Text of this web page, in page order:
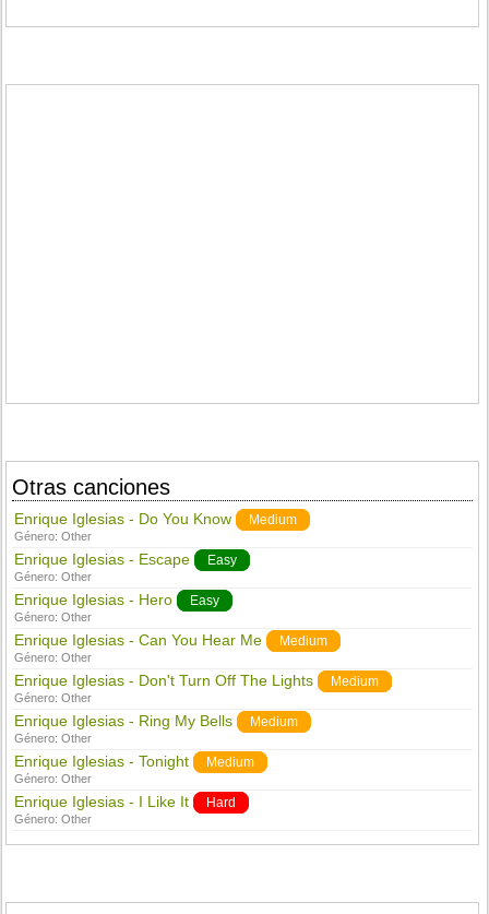
Otras canciones
Enrique Iglesias - Do You Know Medium
Género:Other
Enrique Iglesias - Escape Easy
Género:Other
Enrique Iglesias - Hero Easy
Género:Other
Enrique Iglesias - Can You Hear Me Medium
Género:Other
Enrique Iglesias - Don't Turn Off The Lights Medium
Género:Other
Enrique Iglesias - Ring My Bells Medium
Género:Other
Enrique Iglesias - Tonight Medium
Género:Other
Enrique Iglesias - I Like It Hard
Género:Other